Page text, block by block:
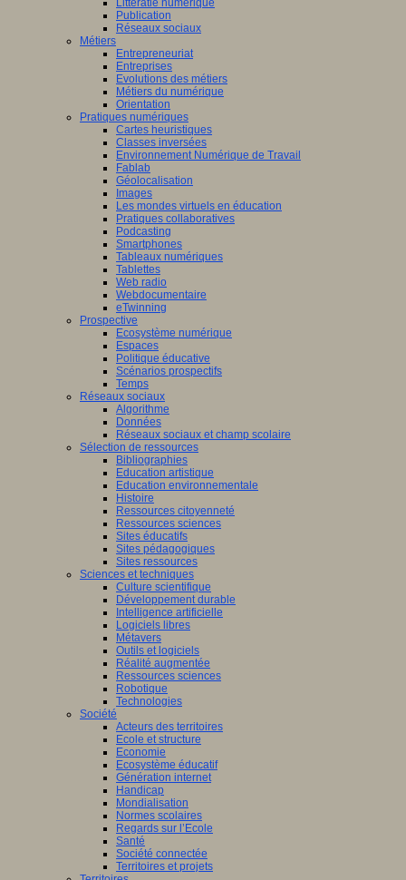
Littératie numérique
Publication
Réseaux sociaux
Métiers
Entrepreneuriat
Entreprises
Evolutions des métiers
Métiers du numérique
Orientation
Pratiques numériques
Cartes heuristiques
Classes inversées
Environnement Numérique de Travail
Fablab
Géolocalisation
Images
Les mondes virtuels en éducation
Pratiques collaboratives
Podcasting
Smartphones
Tableaux numériques
Tablettes
Web radio
Webdocumentaire
eTwinning
Prospective
Ecosystème numérique
Espaces
Politique éducative
Scénarios prospectifs
Temps
Réseaux sociaux
Algorithme
Données
Réseaux sociaux et champ scolaire
Sélection de ressources
Bibliographies
Education artistique
Education environnementale
Histoire
Ressources citoyenneté
Ressources sciences
Sites éducatifs
Sites pédagogiques
Sites ressources
Sciences et techniques
Culture scientifique
Développement durable
Intelligence artificielle
Logiciels libres
Métavers
Outils et logiciels
Réalité augmentée
Ressources sciences
Robotique
Technologies
Société
Acteurs des territoires
Ecole et structure
Economie
Ecosystème éducatif
Génération internet
Handicap
Mondialisation
Normes scolaires
Regards sur l’Ecole
Santé
Société connectée
Territoires et projets